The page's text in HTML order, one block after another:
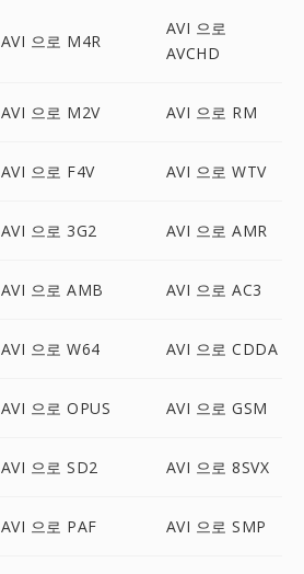
AVI 으로 M4R
AVI 으로
AVCHD
AVI 으로 M2V AVI 으로 RM
AVI 으로 F4V AVI 으로 WTV
AVI 으로 3G2 AVI 으로 AMR
AVI 으로 AMB AVI 으로 AC3
AVI 으로 W64 AVI 으로 CDDA
AVI 으로 OPUS AVI 으로 GSM
AVI 으로 SD2 AVI 으로 8SVX
AVI 으로 PAF AVI 으로 SMP